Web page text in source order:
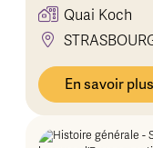
Quai Koch
En savoir